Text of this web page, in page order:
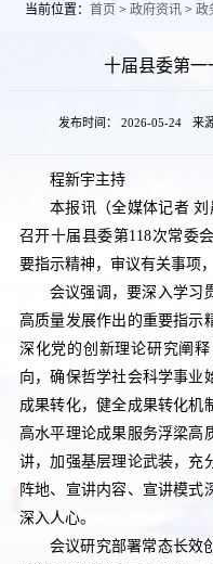
当前位置： 首页 > 政府资讯 > 政
十届县委第一
发布时间： 2026-05-24 来
程新宇主持
本报讯（全媒体记者
召开十届县委第118次常委
要指示精神，审议有关事项
会议强调，要深入学习
高质量发展作出的重要指示
深化党的创新理论研究阐
向，确保哲学社会科学事业
成果转化，健全成果转化机
高水平理论成果服务浮梁高
讲，加强基层理论武装，充
阵地、宣讲内容、宣讲模式
深入人心。
会议研究部署常态长效